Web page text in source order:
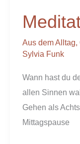
Aus dem Alltag,
Sylvia Funk
Wann hast du
allen Sinnen
Gehen als
Mittagspause